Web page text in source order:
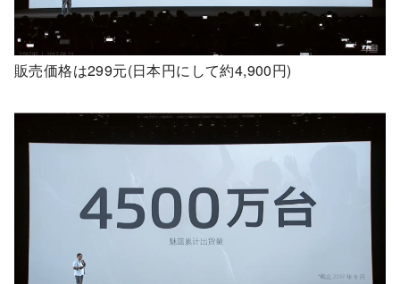
販売価格は299元(日本円にして約4,900円)